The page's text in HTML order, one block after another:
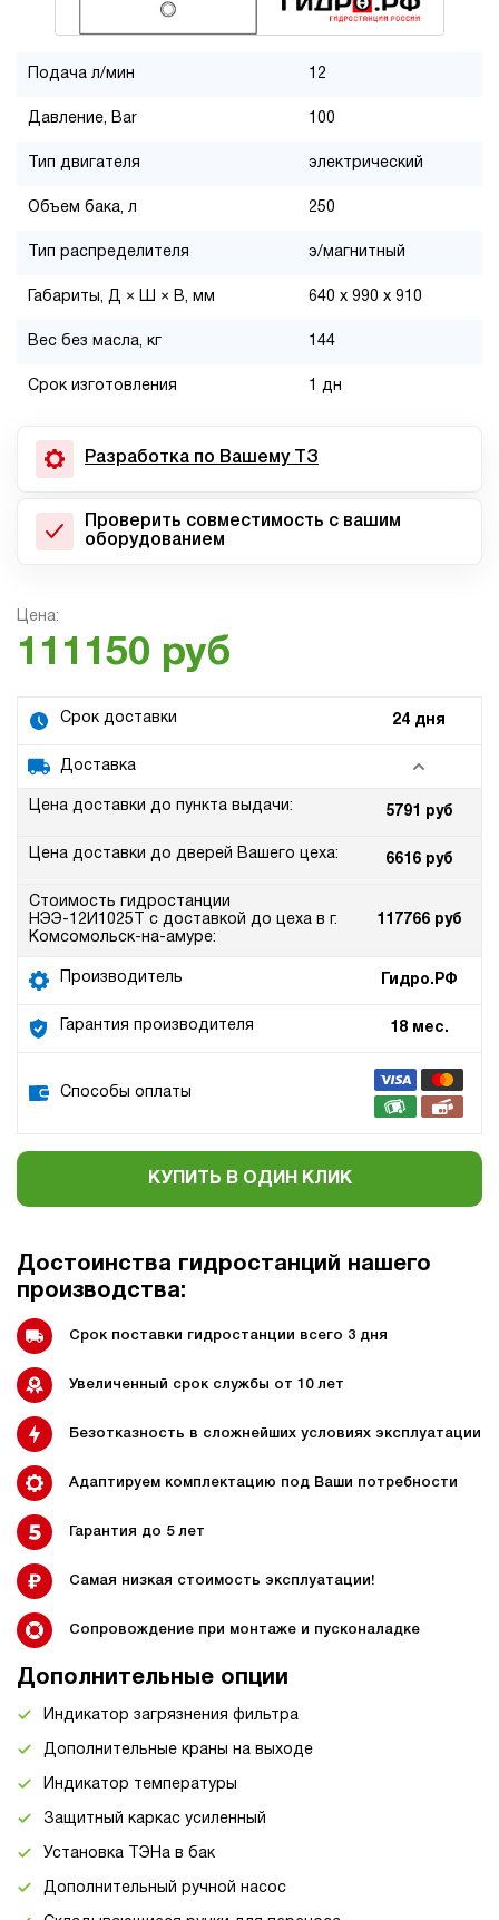
Подача л/мин 12
Давление, Bar 100
Тип двигателя электрический
Объем бака, л 250
Тип распределителя э/магнитный
Габариты, Д × Ш × В, мм 640 x 990 x 910
Вес без масла, кг 144
Срок изготовления 1 дн
Разработка по Вашему ТЗ
Проверить совместимость с вашим
оборудованием
Цена:
111150 руб
Срок доставки 24 дня
Доставка
Цена доставки до пункта выдачи: 5791 руб
Цена доставки до дверей Вашего цеха: 6616 руб
Стоимость гидростанции
НЭЭ-12И1025Т с доставкой до цеха в г.
Комсомольск-на-амуре:
117766 руб
Производитель Гидро.РФ
Гарантия производителя 18 мес.
Способы оплаты
КУПИТЬ В ОДИН КЛИК
Достоинства гидростанций нашего
производства:
Срок поставки гидростанции всего 3 дня
Увеличенный срок службы от 10 лет
Безотказность в сложнейших условиях эксплуатации
Адаптируем комплектацию под Ваши потребности
Гарантия до 5 лет
Самая низкая стоимость эксплуатации!
Сопровождение при монтаже и пусконаладке
Дополнительные опции
Индикатор загрязнения фильтра
Дополнительные краны на выходе
Индикатор температуры
Защитный каркас усиленный
Установка ТЭНа в бак
Дополнительный ручной насос